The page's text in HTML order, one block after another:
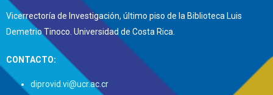
Vicerrectoría de Investigación, último piso de la Biblioteca Luis
Demetrio Tinoco. Universidad de Costa Rica.
CONTACTO:
diprovid.vi@ucr.ac.cr